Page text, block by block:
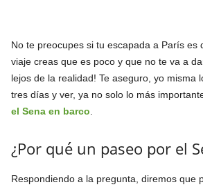
No te preocupes si tu escapada a París
viaje creas que es poco y que no te va a
lejos de la realidad! Te aseguro, yo
tres días y ver, ya no solo lo más
el Sena en barco
¿Por qué un paseo por el
Respondiendo a la pregunta, diremos que